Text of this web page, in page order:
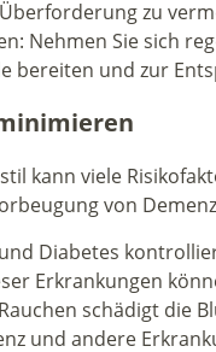
zu
Nehmen Sie sich
bereiten und zur
kann viele
von
Diabetes
Erkrankungen
schädigt die
und andere